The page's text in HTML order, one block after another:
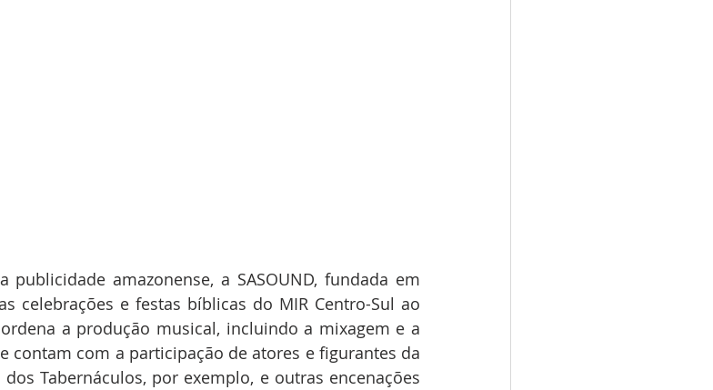
amazonense, a SASOUND, fundada em
celebrações e festas bíblicas do MIR Centro-Sul ao
a produção musical, incluindo a mixagem e a
contam com a participação de atores e figurantes da
Tabernáculos, por exemplo, e outras encenações